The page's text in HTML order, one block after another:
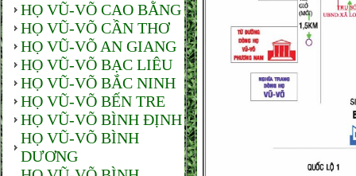
HỌ VŨ-VÕ CAO BẰNG
HỌ VŨ-VÕ CẦN THƠ
HỌ VŨ-VÕ AN GIANG
HỌ VŨ-VÕ BẠC LIÊU
HỌ VŨ-VÕ BẮC NINH
HỌ VŨ-VÕ BẾN TRE
HỌ VŨ-VÕ BÌNH ĐỊNH
HỌ VŨ-VÕ BÌNH
DƯƠNG